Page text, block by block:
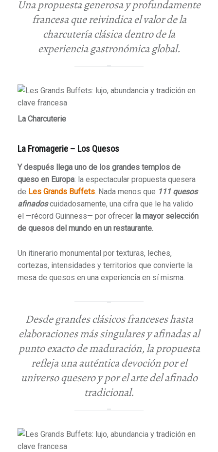
Una propuesta generosa y profundamente
francesa que reivindica el valor de la
charcutería clásica dentro de la
experiencia gastronómica global.
La Charcuterie
La Fromagerie – Los Quesos
Y después llega uno de los grandes templos de
quesoen Europa: la espectacular propuesta quesera
de Les Grands Buffets. Nada menos que 111 quesos
afinadoscuidadosamente, una cifra que le ha valido
el —récord Guinness— por ofrecer la mayor selección
de quesos del mundo en un restaurante.
Un itinerario monumental por texturas, leches,
cortezas, intensidades y territorios que convierte la
mesa de quesos en una experiencia en sí misma.
Desde grandes clásicos franceses hasta
elaboraciones más singulares y afinadas al
punto exacto de maduración, la propuesta
refleja una auténtica devoción por el
universo quesero y por el arte del afinado
tradicional.